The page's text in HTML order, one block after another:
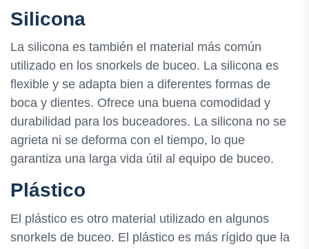
Silicona
La silicona es también el material más común
utilizado en los snorkels de buceo. La silicona es
flexible y se adapta bien a diferentes formas de
boca y dientes. Ofrece una buena comodidad y
durabilidad para los buceadores. La silicona no se
agrieta ni se deforma con el tiempo, lo que
garantiza una larga vida útil al equipo de buceo.
Plástico
El plástico es otro material utilizado en algunos
snorkels de buceo. El plástico es más rígido que la